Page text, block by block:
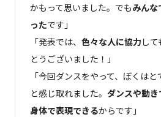
かもって思いました。でもみんな
ったです」
「発表では、 色々な人に協力 し
とうございました！」
「今回ダンスをやって、ぼくは
と感じ取れました。 ダンスや動
身体で表現できるからです」